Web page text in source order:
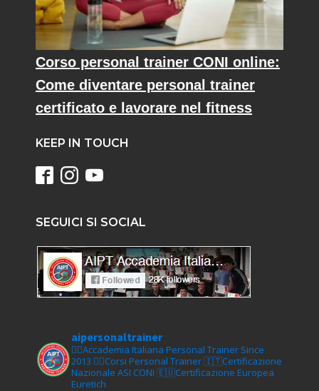
Corso personal trainer CONI online:
Come diventare personal trainer
certificato e lavorare nel fitness
KEEP IN TOUCH
SEGUICI SI SOCIAL
aipersonaltrainer
🏋‍♀️Accademia Italiana Personal Trainer Since
2013 🏋‍♂️Corsi Personal Trainer🇮🇹Certificazione
Nazionale ASI CONI 🇪🇺Certificazione Europea
Euretich